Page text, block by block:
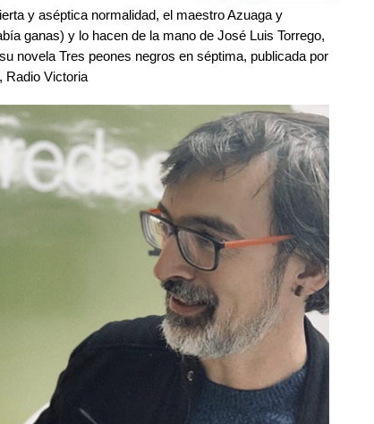
y aséptica normalidad, el maestro Azuaga y
ganas) y lo hacen de la mano de José Luis Torrego,
novela Tres peones negros en séptima, publicada por
Radio Victoria